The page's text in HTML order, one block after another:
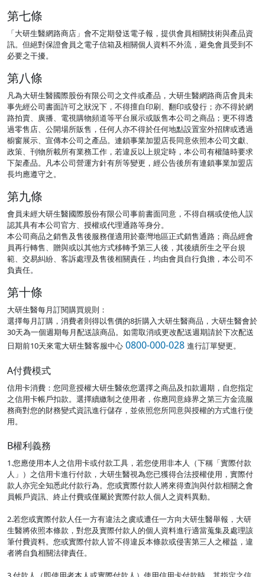
第七條
「大研生醫網路商店」會不定期發送電子報，提供會員相關技術與產品資
訊。但絕對保證會員之電子信箱及相關個人資料不外流，避免會員受到不
必要之干擾。
第八條
凡為大研生醫國際股份有限公司之文件或產品，大研生醫網路商店會員未
事先經公司書面許可之狀況下，不得擅自印刷、翻印或發行；亦不得於網
路拍賣、廣播、電視購物頻道等平台展示或販售本公司之商品；更不得透
過零售店、公開場所販售，任何人亦不得於任何地點設置室外招牌或透過
櫥窗展示、宣傳本公司之產品。連鎖事業加盟店長同意依照本公司文獻、
政策、刊物所載所有業務工作，若違反以上規定時，本公司有權隨時要求
下架產品。凡本公司營運方針有所等變更，經公告後所有連鎖事業加盟店
長均應遵守之。
第九條
會員未經大研生醫國際股份有限公司事前書面同意，不得自稱或使他人誤
認其具有本公司官方、授權或代理通路等身分。
本公司商品之銷售及售後服務僅適用於臺灣地區正式銷售通路；商品經會
員再行轉售、贈與或以其他方式移轉予第三人後，其後續所生之平台規
範、交易糾紛、客訴處理及售後相關責任，均由會員自行負擔，本公司不
負責任。
第十條
大研生醫每月訂閱購買規則：
選擇每月訂購，消費者則得以售價的8折購入大研生醫商品，大研生醫會於
30天為一個週期每月配送該商品。如需取消或更改配送週期請於下次配送
日期前10天來電大研生醫客服中心 0800-000-028 進行訂單變更。
A付費模式
信用卡消費：您同意授權大研生醫依您選擇之商品及扣款週期，自您指定
之信用卡帳戶扣款。選擇續繳制之使用者，你應同意綠界之第三方金流服
務商對您的財務變式資訊進行儲存，並依照您所同意與授權的方式進行使
用。
B權利義務
1.您應使用本人之信用卡或付款工具，若您使用非本人（下稱「實際付款
人」）之信用卡進行付款，大研生醫視為您已獲得合法授權使用，實際付
款人亦完全知悉此付款行為。您或實際付款人將來得查詢與付款相關之會
員帳戶資訊、終止付費或僅屬於實際付款人個人之資料異動。
2.若您或實際付款人任一方有違法之虞或遭任一方向大研生醫舉報，大研
生醫將依照本條款，對您及實際付款人的個人資料進行適當蒐集及處理該
筆付費資料。您或實際付款人皆不得違反本條款或侵害第三人之權益，違
者將自負相關法律責任。